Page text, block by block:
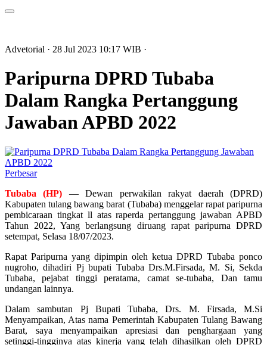
Advetorial · 28 Jul 2023 10:17 WIB ·
Paripurna DPRD Tubaba
Dalam Rangka Pertanggung
Jawaban APBD 2022
Perbesar
Tubaba (HP) — Dewan perwakilan rakyat daerah (DPRD)
Kabupaten tulang bawang barat (Tubaba) menggelar rapat paripurna
pembicaraan tingkat ll atas raperda pertanggung jawaban APBD
Tahun 2022, Yang berlangsung diruang rapat paripurna DPRD
setempat, Selasa 18/07/2023.
Rapat Paripurna yang dipimpin oleh ketua DPRD Tubaba ponco
nugroho, dihadiri Pj bupati Tubaba Drs.M.Firsada, M. Si, Sekda
Tubaba, pejabat tinggi peratama, camat se-tubaba, Dan tamu
undangan lainnya.
Dalam sambutan Pj Bupati Tubaba, Drs. M. Firsada, M.Si
Menyampaikan, Atas nama Pemerintah Kabupaten Tulang Bawang
Barat, saya menyampaikan apresiasi dan penghargaan yang
setinggi-tingginya atas kinerja yang telah dihasilkan oleh DPRD